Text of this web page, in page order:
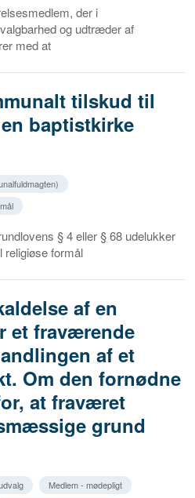
der i
og udtræder af
med at
tilskud til
baptistkirke
§ 4 eller § 68 udelukker
religiøse formål
af en
et fraværende
af et
Om den fornødne
at fraværet
grund
Medlem - mødepligt